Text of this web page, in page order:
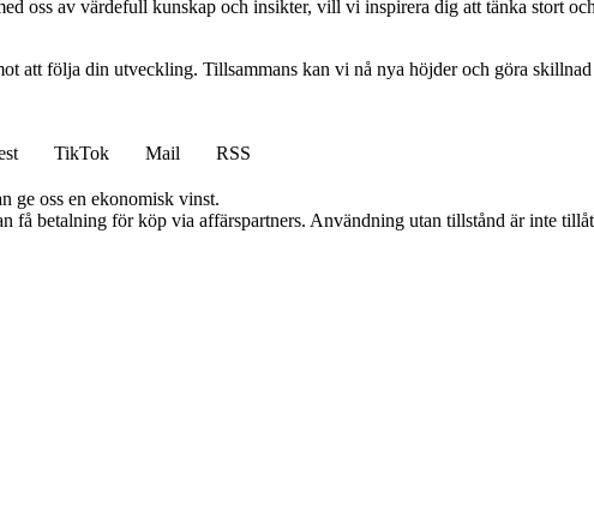
oss av värdefull kunskap och insikter, vill vi inspirera dig att tänka stort
att följa din utveckling. Tillsammans kan vi nå nya höjder och göra
TikTok Mail
RSS
ge oss en ekonomisk vinst.
betalning för köp via affärspartners. Användning utan tillstånd är inte